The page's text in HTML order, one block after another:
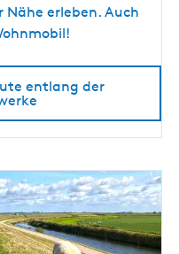
Nähe erleben. Auch
entlang der